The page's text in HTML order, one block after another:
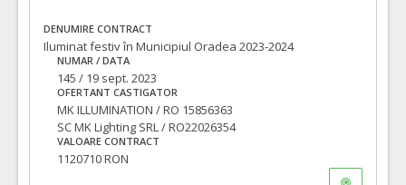
DENUMIRE CONTRACT
Iluminat festiv în Municipiul Oradea 2023-2024
NUMAR / DATA
145 / 19 sept. 2023
OFERTANT CASTIGATOR
MK ILLUMINATION / RO 15856363
SC MK Lighting SRL / RO22026354
VALOARE CONTRACT
1120710 RON